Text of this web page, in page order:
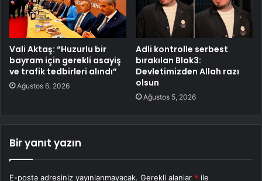
Vali Aktaş: “Huzurlu bir
bayram için gerekli asayiş
ve trafik tedbirleri alındı”
Ağustos 6, 2026
Adli kontrolle serbest
bırakılan Blok3:
Devletimizden Allah razı
olsun
Ağustos 5, 2026
Bir yanıt yazın
E-posta adresiniz yayınlanmayacak. Gerekli alanlar * ile